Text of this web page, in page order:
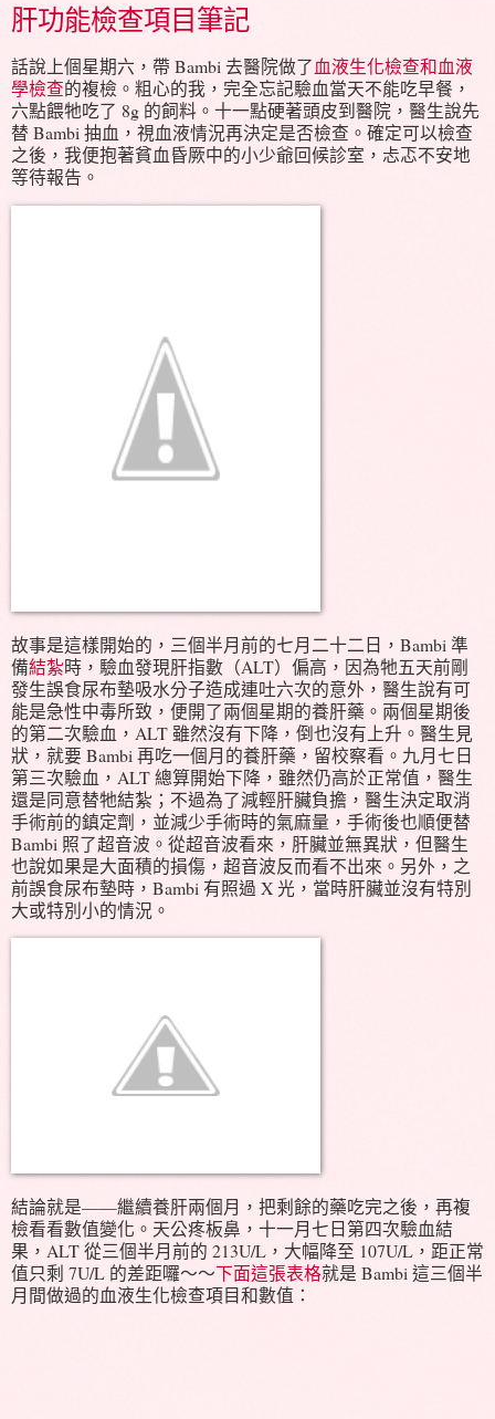
肝功能檢查項目筆記
話說上個星期六，帶 Bambi 去醫院做了血液生化檢查和血液
學檢查的複檢。粗心的我，完全忘記驗血當天不能吃早餐，
六點餵牠吃了 8g 的飼料。十一點硬著頭皮到醫院，醫生說先
替 Bambi 抽血，視血液情況再決定是否檢查。確定可以檢查
之後，我便抱著貧血昏厥中的小少爺回候診室，忐忑不安地
等待報告。
故事是這樣開始的，三個半月前的七月二十二日，Bambi 準
備結紮時，驗血發現肝指數（ALT）偏高，因為牠五天前剛
發生誤食尿布墊吸水分子造成連吐六次的意外，醫生說有可
能是急性中毒所致，便開了兩個星期的養肝藥。兩個星期後
的第二次驗血，ALT 雖然沒有下降，倒也沒有上升。醫生見
狀，就要 Bambi 再吃一個月的養肝藥，留校察看。九月七日
第三次驗血，ALT 總算開始下降，雖然仍高於正常值，醫生
還是同意替牠結紮；不過為了減輕肝臟負擔，醫生決定取消
手術前的鎮定劑，並減少手術時的氣麻量，手術後也順便替
Bambi 照了超音波。從超音波看來，肝臟並無異狀，但醫生
也說如果是大面積的損傷，超音波反而看不出來。另外，之
前誤食尿布墊時，Bambi 有照過 X 光，當時肝臟並沒有特別
大或特別小的情況。
結論就是——繼續養肝兩個月，把剩餘的藥吃完之後，再複
檢看看數值變化。天公疼板鼻，十一月七日第四次驗血結
果，ALT 從三個半月前的 213U/L，大幅降至 107U/L，距正常
值只剩 7U/L 的差距囉～～下面這張表格就是 Bambi 這三個半
月間做過的血液生化檢查項目和數值：